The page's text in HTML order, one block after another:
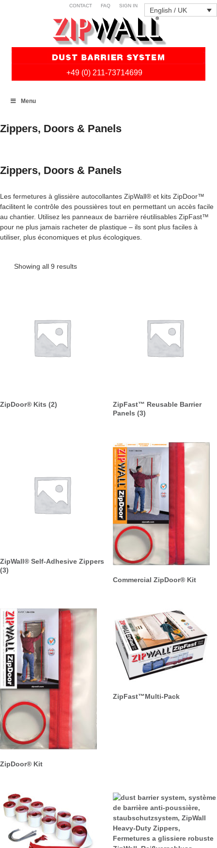
English / UK
CONTACT FAQ SIGN IN
+49 (0) 211-73714699
Menu
Zippers, Doors & Panels
Zippers, Doors & Panels
Les fermetures à glissière autocollantes ZipWall® et kits ZipDoor™
facilitent le contrôle des poussières tout en permettant un accès facile
au chantier. Utilisez les panneaux de barrière réutilisables ZipFast™
pour ne plus jamais racheter de plastique – ils sont plus faciles à
utiliser, plus économiques et plus écologiques.
Showing all 9 results
ZipDoor® Kits (2)
ZipFast™ Reusable Barrier
Panels (3)
ZipWall® Self-Adhesive Zippers
(3)
Commercial ZipDoor® Kit
ZipDoor® Kit
ZipFast™Multi-Pack